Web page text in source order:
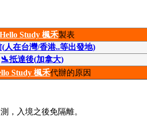
Hello Study 楓禾製表
(人在台灣/香港..等出發地)
🛬抵達後(加拿大)
Study 楓禾代辦的原因
，入境之後免隔離。